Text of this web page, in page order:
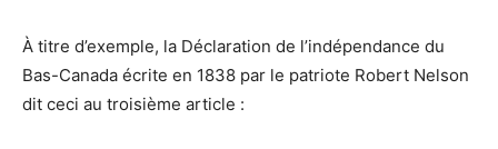
À titre d’exemple, la Déclaration de l’indépendance du
Bas-Canada écrite en 1838 par le patriote Robert Nelson
dit ceci au troisième article :